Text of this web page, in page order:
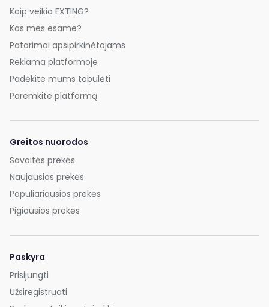
Kaip veikia EXTING?
Kas mes esame?
Patarimai apsipirkinėtojams
Reklama platformoje
Padėkite mums tobulėti
Paremkite platformą
Greitos nuorodos
Savaitės prekės
Naujausios prekės
Populiariausios prekės
Pigiausios prekės
Paskyra
Prisijungti
Užsiregistruoti